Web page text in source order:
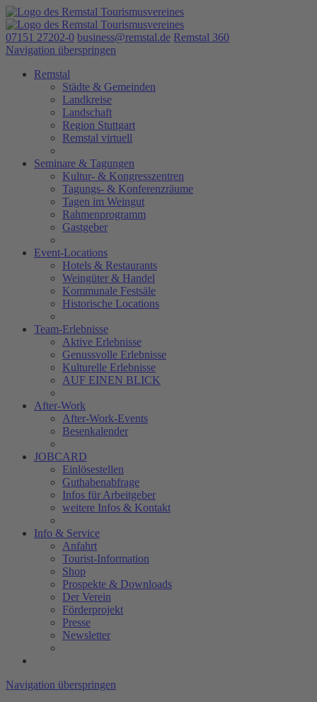
07151 27202-0 business@remstal.de Remstal 360
Navigation überspringen
Remstal
Städte & Gemeinden
Landkreise
Landschaft
Region Stuttgart
Remstal virtuell
Seminare & Tagungen
Kultur- & Kongresszentren
Tagungs- & Konferenzräume
Tagen im Weingut
Rahmenprogramm
Gastgeber
Event-Locations
Hotels & Restaurants
Weingüter & Handel
Kommunale Festsäle
Historische Locations
Team-Erlebnisse
Aktive Erlebnisse
Genussvolle Erlebnisse
Kulturelle Erlebnisse
AUF EINEN BLICK
After-Work
After-Work-Events
Besenkalender
JOBCARD
Einlösestellen
Guthabenabfrage
Infos für Arbeitgeber
weitere Infos & Kontakt
Info & Service
Anfahrt
Tourist-Information
Shop
Prospekte & Downloads
Der Verein
Förderprojekt
Presse
Newsletter
Navigation überspringen